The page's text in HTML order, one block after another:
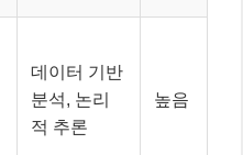
데이터 기반
분석, 논리
적 추론
높음